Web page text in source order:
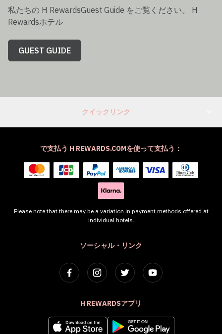
私たちの H RewardsGuest Guide をご覧ください。 H
Rewardsホテル
GUEST GUIDE
クイックリンク
ソーシャル・リンク
H REWARDSアプリ
で支払う H REWARDS.COMを使って支払う：
Please note that there may be a variation in payment methods offered at
individual hotels.